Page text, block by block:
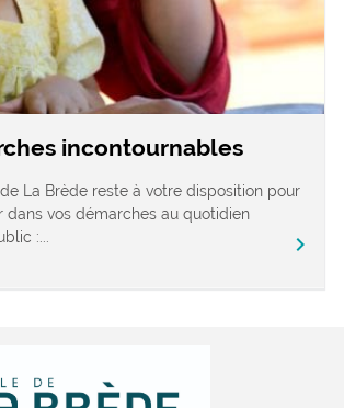
incontournables
La Brède reste à votre disposition pour
dans vos démarches au quotidien
:...
chevron_right